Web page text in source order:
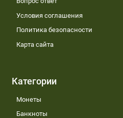
Условия соглашения
Политика безопасности
Карта сайта
Категории
Монеты
Банкноты